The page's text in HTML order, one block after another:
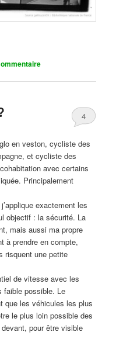
4
en veston, cycliste des
et cycliste des
avec certains
Principalement
exactement les
objectif : la sécurité. La
mais aussi ma propre
à prendre en compte,
risquent une petite
de vitesse avec les
faible possible. Le
que les véhicules les plus
le plus loin possible des
pour être visible